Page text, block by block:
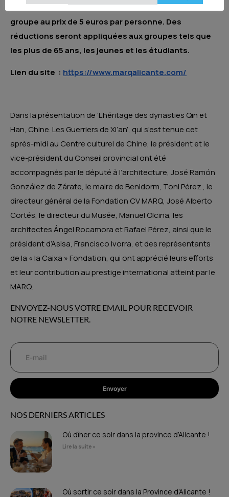
à la billetterie du MARQ individuellement ou en
groupe au prix de 5 euros par personne. Des
réductions seront appliquées aux groupes tels que
les plus de 65 ans, les jeunes et les étudiants.
Lien du site : https://www.marqalicante.com/
Dans la présentation de ‘L’héritage des dynasties Qin et
Han, Chine. Les Guerriers de Xi’an’, qui s’est tenue cet
après-midi au Centre culturel de Chine, le président et le
vice-président du Conseil provincial ont été
accompagnés par le député à l’architecture, José Ramón
González de Zárate, le maire de Benidorm, Toni Pérez , le
directeur général de la Fondation CV MARQ, José Alberto
Cortés, le directeur du Musée, Manuel Olcina, les
architectes Ángel Rocamora et Rafael Pérez, ainsi que le
président d’Asisa, Francisco Ivorra, et des représentants
de la « la Caixa » Fondation, qui ont apprécié leurs efforts
et leur contribution au prestige international atteint par le
MARQ.
ENVOYEZ-NOUS VOTRE EMAIL POUR RECEVOIR
NOTRE NEWSLETTER.
Envoyer
NOS DERNIERS ARTICLES
Où dîner ce soir dans la province d’Alicante !
Lire la suite »
Où sortir ce soir dans la Province d’Alicante !